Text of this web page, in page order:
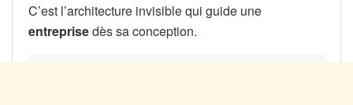
C’est l’architecture invisible qui guide une
entreprisedès sa conception.